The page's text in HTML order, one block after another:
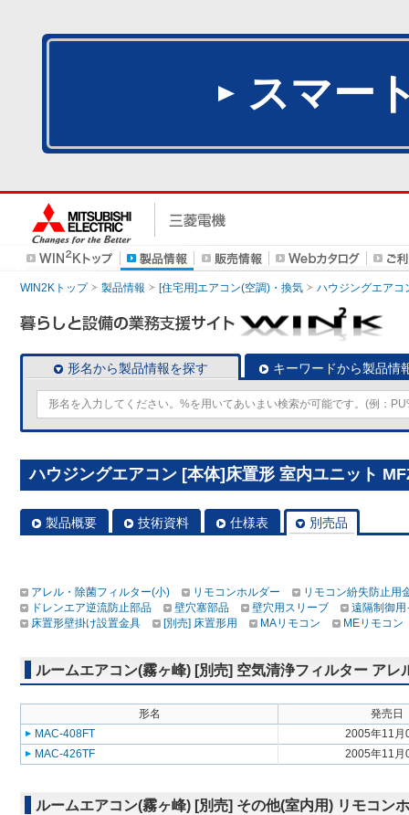
スマー
WIN2Kトップ 製品情報 [住宅用]エアコン(空調)・換気 ハウジングエアコ
形名から製品情報を探す キーワードから製品情
ハウジングエアコン [本体]床置形 室内ユニット
製品概要 技術資料 仕様表 別売品
アレル・除菌フィルター(小) リモコンホルダー
リモコン紛失防止用
ドレンエア逆流防止部品
壁穴塞部品 壁穴用スリーブ
遠隔制御
床置形壁掛け設置金具
[別売] 床置形用 MAリモコン MEリモコン
ルームエアコン(霧ヶ峰) [別売] 空気清浄フィルター アレ
形名
発売日
MAC-408FT
2005年11月
MAC-426TF
2005年11月
ルームエアコン(霧ヶ峰) [別売] その他(室内用) リモコン